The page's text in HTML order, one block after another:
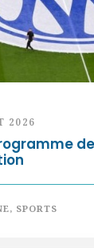
2026
, SPORTS